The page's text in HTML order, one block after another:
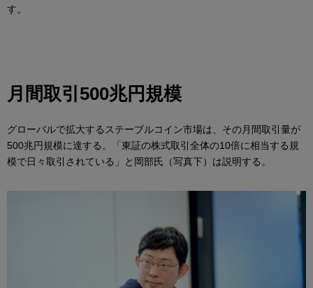
す。
月間取引500兆円規模
グローバルで拡大するステーブルコイン市場は、その月間取引量が
500兆円規模に達する。「東証の株式取引全体の10倍に相当する規
模で日々取引されている」と岡部氏（写真下）は説明する。